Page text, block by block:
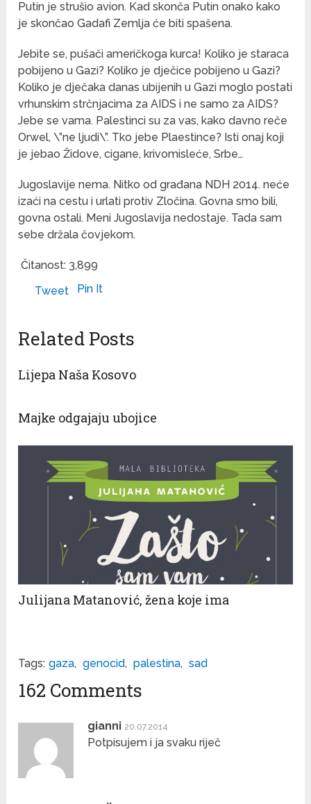
Putin je strušio avion. Kad skonča Putin onako kako
je skončao Gadafi Zemlja će biti spašena.
Jebite se, pušači američkoga kurca! Koliko je staraca
pobijeno u Gazi? Koliko je dječice pobijeno u Gazi?
Koliko je dječaka danas ubijenih u Gazi moglo postati
vrhunskim strčnjacima za AIDS i ne samo za AIDS?
Jebe se vama. Palestinci su za vas, kako davno reče
Orwel, \”ne ljudi\”. Tko jebe Plaestince? Isti onaj koji
je jebao Židove, cigane, krivomisleće, Srbe…
Jugoslavije nema. Nitko od građana NDH 2014. neće
izaći na cestu i urlati protiv Zločina. Govna smo bili,
govna ostali. Meni Jugoslavija nedostaje. Tada sam
sebe držala čovjekom.
Čitanost: 3,899
Tweet
Pin It
Related Posts
Lijepa Naša Kosovo
Majke odgajaju ubojice
Julijana Matanović, žena koje ima
Tags: gaza, genocid, palestina, sad
162 Comments
gianni 20.07.2014
Potpisujem i ja svaku riječ